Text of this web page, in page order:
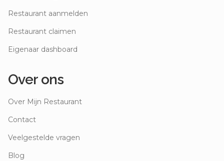
Restaurant aanmelden
Restaurant claimen
Eigenaar dashboard
Over ons
Over Mijn Restaurant
Contact
Veelgestelde vragen
Blog